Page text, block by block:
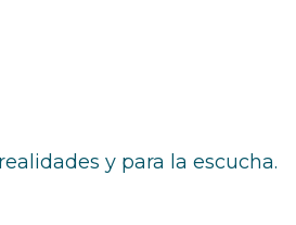
y para la escucha.